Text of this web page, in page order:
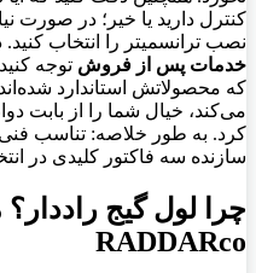
کنترل دارید یا خیر؛ در صورت
نصب ترانسمیتر را انتخاب کنید.
خدمات پس از فروش
که محصولاتش استاندارد
می‌کند، خیال شما را از بابت
کرد. به طور خلاصه: تناسب فنی
سازنده سه فاکتور کلیدی در
چرا لول گیج راددار؟
RADDARco